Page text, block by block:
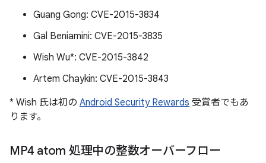
Guang Gong: CVE-2015-3834
Gal Beniamini: CVE-2015-3835
Wish Wu*: CVE-2015-3842
Artem Chaykin: CVE-2015-3843
* Wish 氏は初の Android Security Rewards 受賞者でもあ
ります。
MP4 atom 処理中の整数オーバーフロー